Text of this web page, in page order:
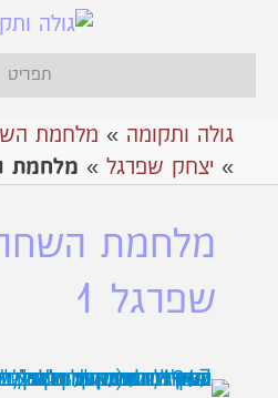
תפריט
גולה ותקומה » מלחמת
» יצחק שפרגל » מלחמת
מלחמת
שפרגל 1